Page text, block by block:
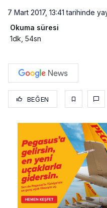
7 Mart 2017, 13:41 tarihinde
Okuma süresi
1dk, 54sn
BEĞEN